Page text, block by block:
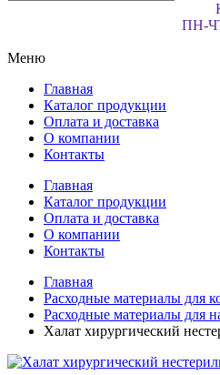
ПН-
Меню
Главная
Каталог продукции
Оплата и доставка
О компании
Контакты
Главная
Каталог продукции
Оплата и доставка
О компании
Контакты
Главная
Расходные материалы для
Расходные материалы для
Халат хирургический